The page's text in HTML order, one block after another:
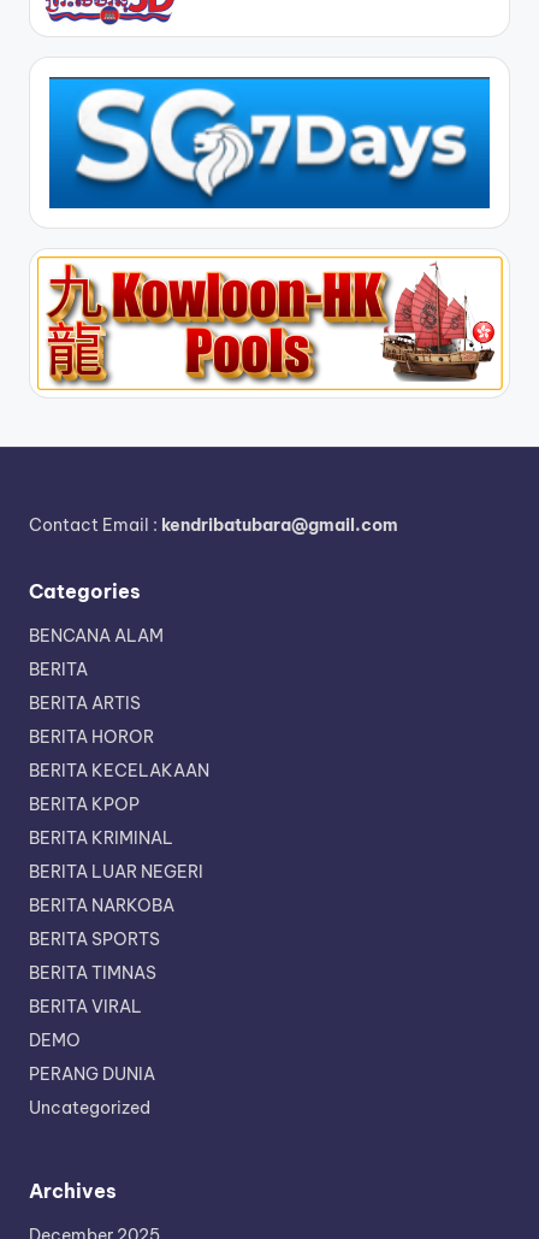
Contact Email : kendribatubara@gmail.com
Categories
BENCANA ALAM
BERITA
BERITA ARTIS
BERITA HOROR
BERITA KECELAKAAN
BERITA KPOP
BERITA KRIMINAL
BERITA LUAR NEGERI
BERITA NARKOBA
BERITA SPORTS
BERITA TIMNAS
BERITA VIRAL
DEMO
PERANG DUNIA
Uncategorized
Archives